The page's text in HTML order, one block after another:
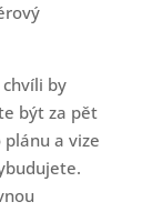
by
být za pět
a vize